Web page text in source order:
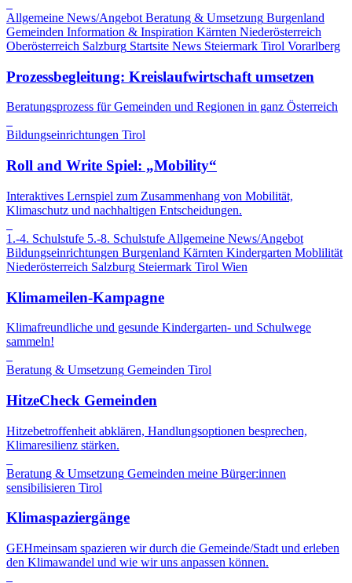
Allgemeine News/Angebot Beratung & Umsetzung Burgenland
Gemeinden Information & Inspiration Kärnten Niederösterreich
Oberösterreich Salzburg Startsite News Steiermark Tirol Vorarlberg
Prozessbegleitung: Kreislaufwirtschaft umsetzen
Beratungsprozess für Gemeinden und Regionen in ganz Österreich
Bildungseinrichtungen Tirol
Roll and Write Spiel: „Mobility“
Interaktives Lernspiel zum Zusammenhang von Mobilität,
Klimaschutz und nachhaltigen Entscheidungen.
1.-4. Schulstufe 5.-8. Schulstufe Allgemeine News/Angebot
Bildungseinrichtungen Burgenland Kärnten Kindergarten Moblilität
Niederösterreich Salzburg Steiermark Tirol Wien
Klimameilen-Kampagne
Klimafreundliche und gesunde Kindergarten- und Schulwege
sammeln!
Beratung & Umsetzung Gemeinden Tirol
HitzeCheck Gemeinden
Hitzebetroffenheit abklären, Handlungsoptionen besprechen,
Klimaresilienz stärken.
Beratung & Umsetzung Gemeinden meine Bürger:innen
sensibilisieren Tirol
Klimaspaziergänge
GEHmeinsam spazieren wir durch die Gemeinde/Stadt und erleben
den Klimawandel und wie wir uns anpassen können.